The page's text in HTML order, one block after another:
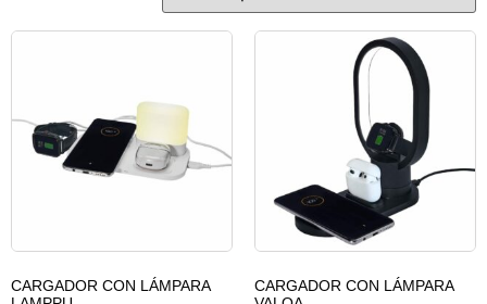
CARGADOR CON LÁMPARA
CARGADOR CON LÁMPARA